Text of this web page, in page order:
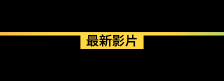
最新影片